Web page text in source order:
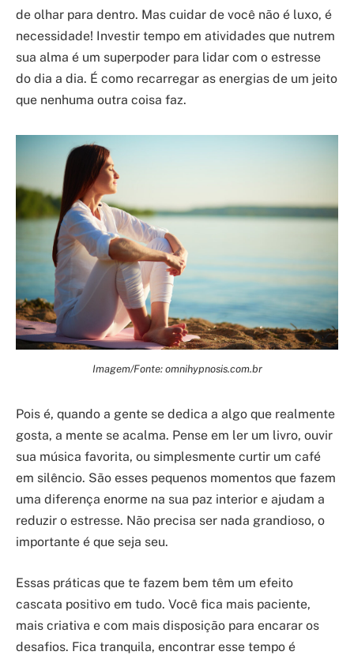
de olhar para dentro. Mas cuidar de você não é luxo, é
necessidade! Investir tempo em atividades que nutrem
sua alma é um superpoder para lidar com o estresse
do dia a dia. É como recarregar as energias de um jeito
que nenhuma outra coisa faz.
Imagem/Fonte: omnihypnosis.com.br
Pois é, quando a gente se dedica a algo que realmente
gosta, a mente se acalma. Pense em ler um livro, ouvir
sua música favorita, ou simplesmente curtir um café
em silêncio. São esses pequenos momentos que fazem
uma diferença enorme na sua paz interior e ajudam a
reduzir o estresse. Não precisa ser nada grandioso, o
importante é que seja seu.
Essas práticas que te fazem bem têm um efeito
cascata positivo em tudo. Você fica mais paciente,
mais criativa e com mais disposição para encarar os
desafios. Fica tranquila, encontrar esse tempo é